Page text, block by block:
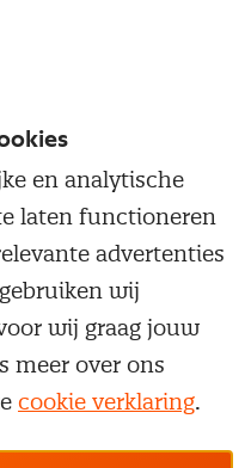
Onzealgemene
en analytische
laten functioneren
advertenties
wij
wij graag jouw
meer over ons
cookie verklaring.